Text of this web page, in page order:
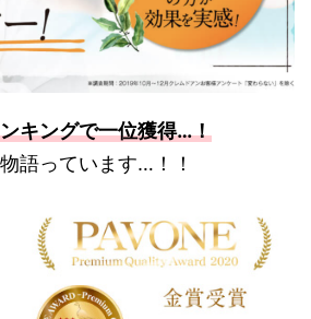
キングで一位獲得…！
語っています…！！